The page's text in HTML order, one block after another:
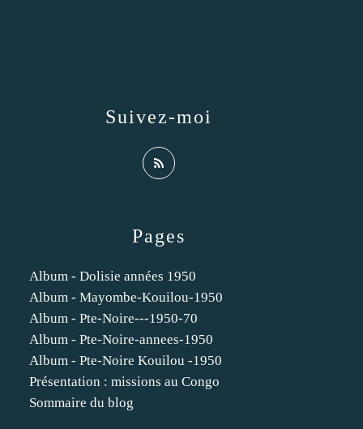
Pages
Album - Dolisie années 1950
Album - Mayombe-Kouilou-1950
Album - Pte-Noire---1950-70
Album - Pte-Noire-annees-1950
Album - Pte-Noire Kouilou -1950
Présentation : missions au Congo
Sommaire du blog
Suivez-moi